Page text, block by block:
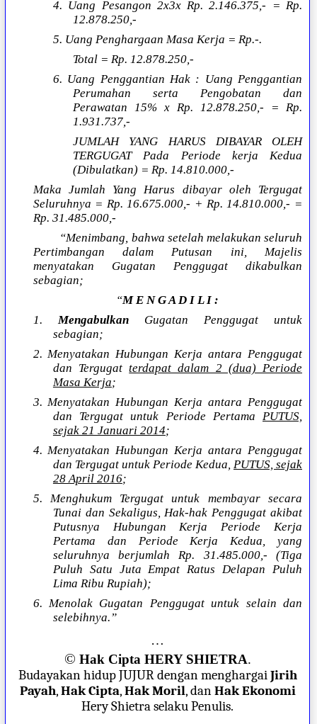
4. Uang Pesangon 2x3x Rp. 2.146.375,- = Rp.
12.878.250,-
5. Uang Penghargaan Masa Kerja = Rp.-.
Total = Rp. 12.878.250,-
6. Uang Penggantian Hak : Uang Penggantian
Perumahan serta Pengobatan dan
Perawatan 15% x Rp. 12.878.250,- = Rp.
1.931.737,-
JUMLAH YANG HARUS DIBAYAR OLEH
TERGUGAT Pada Periode kerja Kedua
(Dibulatkan) = Rp. 14.810.000,-
Maka Jumlah Yang Harus dibayar oleh Tergugat
Seluruhnya = Rp. 16.675.000,- + Rp. 14.810.000,- =
Rp. 31.485.000,-
“Menimbang, bahwa setelah melakukan seluruh
Pertimbangan dalam Putusan ini, Majelis
menyatakan Gugatan Penggugat dikabulkan
sebagian;
“M E N G A D I L I :
1.MengabulkanGugatan Penggugat untuk
sebagian;
2. Menyatakan Hubungan Kerja antara Penggugat
dan Tergugatterdapat dalam 2 (dua) Periode
Masa Kerja;
3. Menyatakan Hubungan Kerja antara Penggugat
dan Tergugat untuk Periode Pertama PUTUS,
sejak 21 Januari 2014;
4. Menyatakan Hubungan Kerja antara Penggugat
dan Tergugat untuk Periode Kedua, PUTUS, sejak
28 April 2016;
5. Menghukum Tergugat untuk membayar secara
Tunai dan Sekaligus, Hak-hak Penggugat akibat
Putusnya Hubungan Kerja Periode Kerja
Pertama dan Periode Kerja Kedua, yang
seluruhnya berjumlah Rp. 31.485.000,- (Tiga
Puluh Satu Juta Empat Ratus Delapan Puluh
Lima Ribu Rupiah);
6. Menolak Gugatan Penggugat untuk selain dan
selebihnya.”
…
© Hak Cipta HERY SHIETRA.
Budayakan hidup JUJUR dengan menghargaiJirih
Payah,Hak Cipta,Hak Moril, danHak Ekonomi
Hery Shietra selaku Penulis.